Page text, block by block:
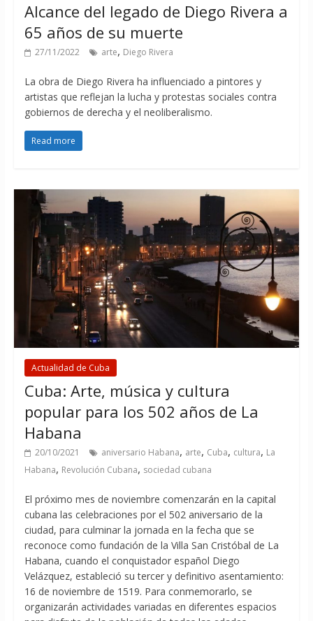
Alcance del legado de Diego Rivera a
65 años de su muerte
27/11/2022 arte, Diego Rivera
La obra de Diego Rivera ha influenciado a pintores y
artistas que reflejan la lucha y protestas sociales contra
gobiernos de derecha y el neoliberalismo.
Read more
Actualidad de Cuba
Cuba: Arte, música y cultura
popular para los 502 años de La
Habana
20/10/2021 aniversario Habana, arte, Cuba, cultura, La
Habana, Revolución Cubana, sociedad cubana
El próximo mes de noviembre comenzarán en la capital
cubana las celebraciones por el 502 aniversario de la
ciudad, para culminar la jornada en la fecha que se
reconoce como fundación de la Villa San Cristóbal de La
Habana, cuando el conquistador español Diego
Velázquez, estableció su tercer y definitivo asentamiento:
16 de noviembre de 1519. Para conmemorarlo, se
organizarán actividades variadas en diferentes espacios